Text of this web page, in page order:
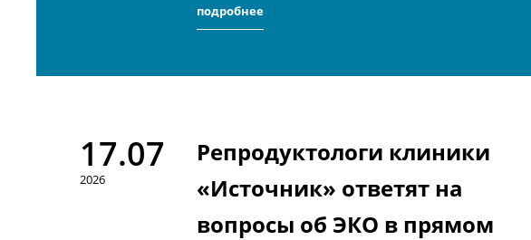
подробнее
17.07
2026
Репродуктологи клиники
«Источник» ответят на
вопросы об ЭКО в прямом